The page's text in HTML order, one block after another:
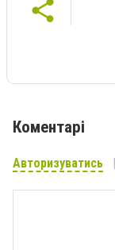
Коментарі
Авторизуватись